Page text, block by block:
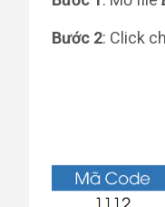
Bước 2: Click